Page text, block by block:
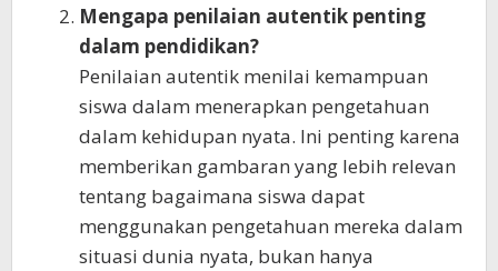
Mengapa penilaian autentik penting
dalam pendidikan?
Penilaian autentik menilai kemampuan
siswa dalam menerapkan pengetahuan
dalam kehidupan nyata. Ini penting karena
memberikan gambaran yang lebih relevan
tentang bagaimana siswa dapat
menggunakan pengetahuan mereka dalam
situasi dunia nyata, bukan hanya